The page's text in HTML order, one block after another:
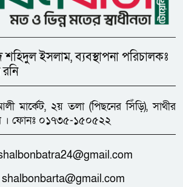
ইসলাম, ব্যবস্থাপনা পরিচালকঃ
মার্কেট, ২য় তলা (পিছনের সিঁড়ি), সাথীর
। ফোনঃ ০১৭৩৫-১৫০৫২২
shalbonbarta@gmail.com